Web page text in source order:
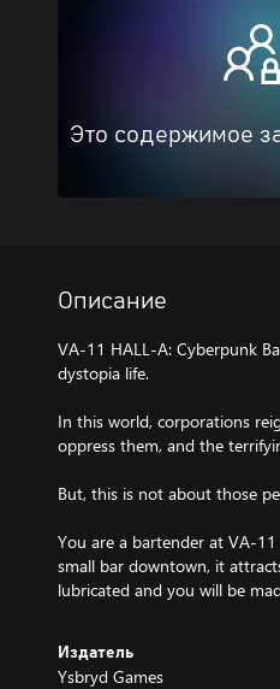
Это содержимое
Описание
VA-11 HALL-A: Cyberpunk
dystopia life.
In this world, corporations
oppress them, and the
But, this is not about those
You are a bartender at VA-
small bar downtown, it
lubricated and you will be
Издатель
Ysbryd Games